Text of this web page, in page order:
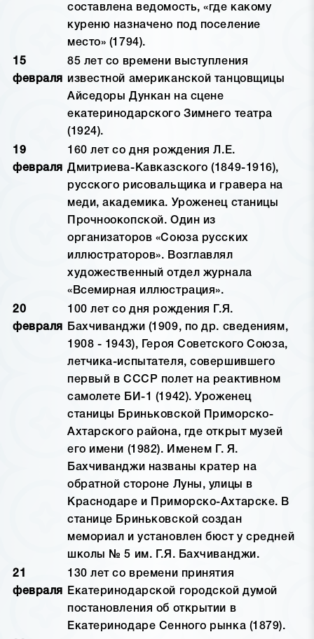
составлена ведомость, «где какому
куреню назначено под поселение
место» (1794).
15
февраля
85 лет со времени выступления
известной американской танцовщицы
Айседоры Дункан на сцене
екатеринодарского Зимнего театра
(1924).
19
февраля
160 лет со дня рождения Л.Е.
Дмитриева-Кавказского (1849-1916),
русского рисовальщика и гравера на
меди, академика. Уроженец станицы
Прочноокопской. Один из
организаторов «Союза русских
иллюстраторов». Возглавлял
художественный отдел журнала
«Всемирная иллюстрация».
20
февраля
100 лет со дня рождения Г.Я.
Бахчиванджи (1909, по др. сведениям,
1908 - 1943), Героя Советского Союза,
летчика-испытателя, совершившего
первый в СССР полет на реактивном
самолете БИ-1 (1942). Уроженец
станицы Бриньковской Приморско-
Ахтарского района, где открыт музей
его имени (1982). Именем Г. Я.
Бахчиванджи названы кратер на
обратной стороне Луны, улицы в
Краснодаре и Приморско-Ахтарске. В
станице Бриньковской создан
мемориал и установлен бюст у средней
школы № 5 им. Г.Я. Бахчиванджи.
21
февраля
130 лет со времени принятия
Екатеринодарской городской думой
постановления об открытии в
Екатеринодаре Сенного рынка (1879).